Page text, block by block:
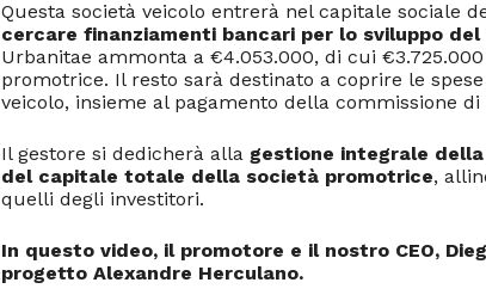
Questa società veicolo entrerà nel capitale sociale
cercare finanziamenti bancari per lo sviluppo
Urbanitae ammonta a €4.053.000, di cui
promotrice. Il resto sarà destinato a coprire le
veicolo, insieme al pagamento della commissione di
Il gestore si dedicherà alla gestione integrale
del capitale totale della società promotrice,
quelli degli investitori.
In questo video, il promotore e il nostro CEO,
progetto Alexandre Herculano.